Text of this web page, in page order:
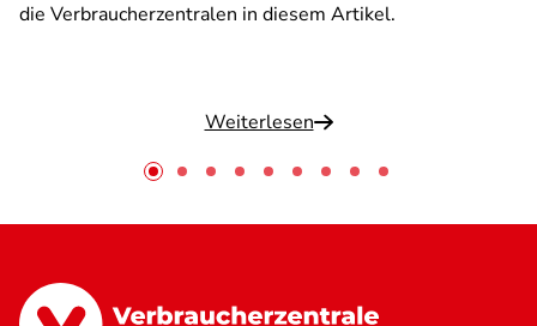
die Verbraucherzentralen in diesem Artikel.
Weiterlesen